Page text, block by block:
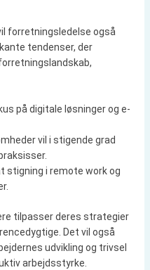
forretningsledelse også
tendenser, der
på digitale løsninger og e-
vil i stigende grad
stigning i remote work og
tilpasser deres strategier
Det vil også
udvikling og trivsel
arbejdsstyrke.